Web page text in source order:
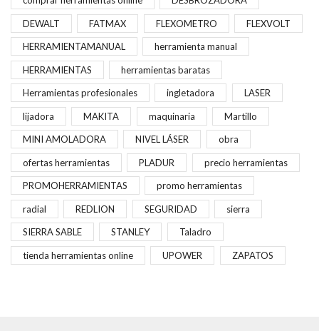
DEWALT FATMAX FLEXOMETRO FLEXVOLT
HERRAMIENTAMANUAL herramienta manual
HERRAMIENTAS herramientas baratas
Herramientas profesionales ingletadora LASER
lijadora MAKITA maquinaria Martillo
MINI AMOLADORA NIVEL LÁSER obra
ofertas herramientas PLADUR precio herramientas
PROMOHERRAMIENTAS promo herramientas
radial REDLION SEGURIDAD sierra
SIERRA SABLE STANLEY Taladro
tienda herramientas online UPOWER ZAPATOS